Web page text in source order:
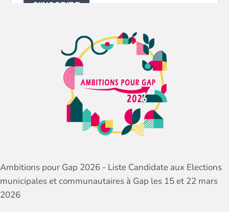
Ambitions pour Gap 2026 - Liste Candidate aux Elections
municipales et communautaires à Gap les 15 et 22 mars
2026